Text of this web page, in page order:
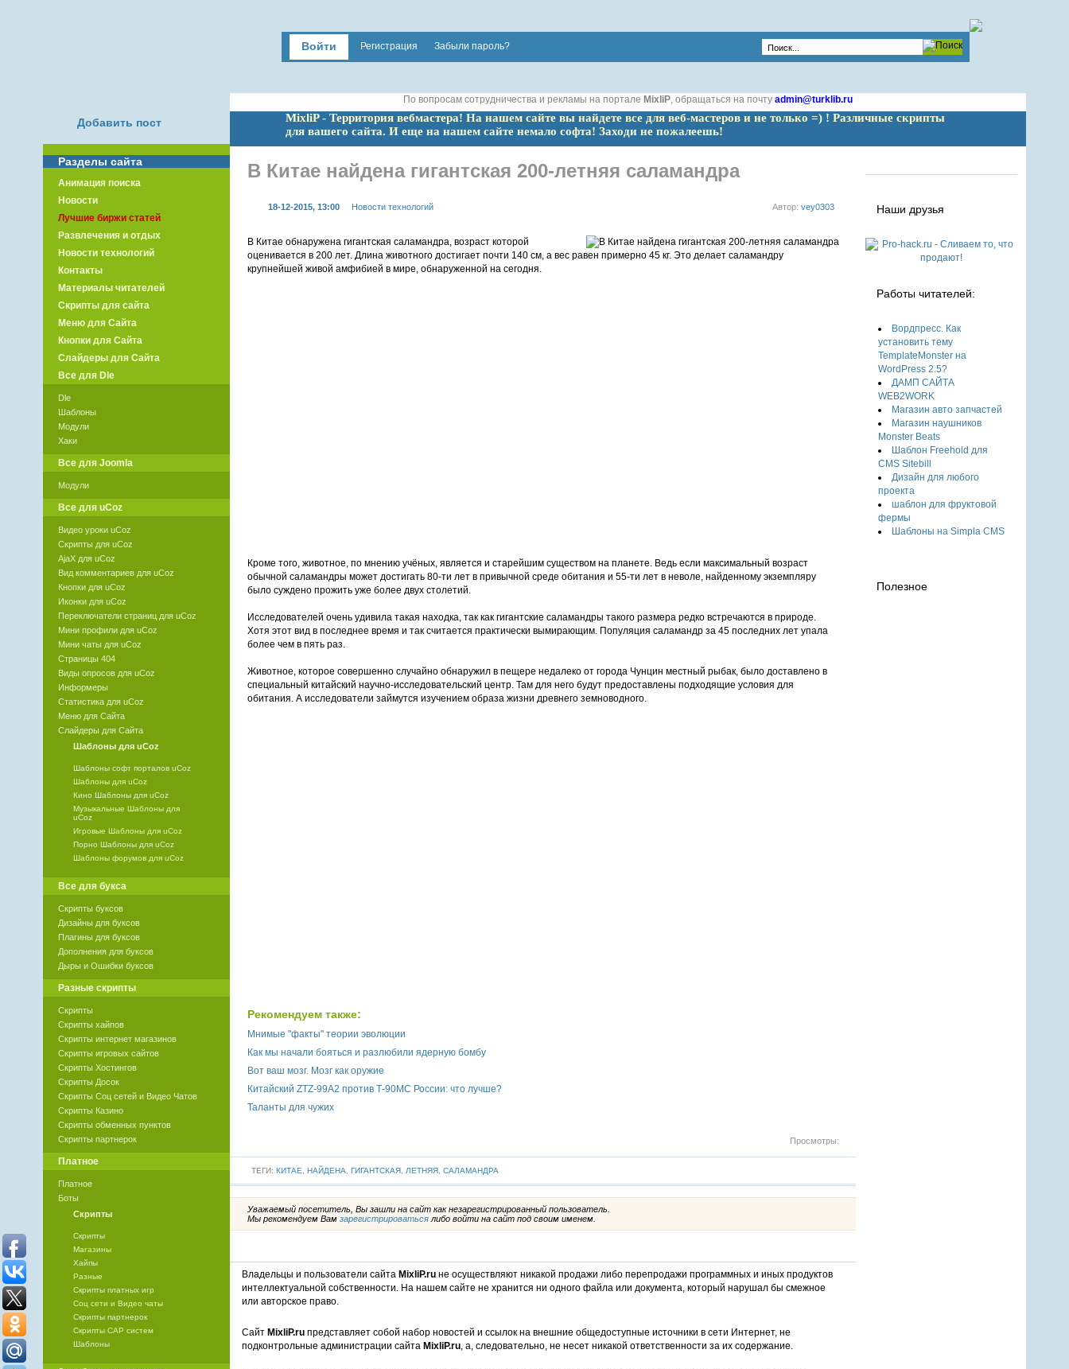
Войти Регистрация Забыли пароль?
По вопросам сотрудничества и рекламы на портале MixliP, обращаться на почту admin@turklib.ru
MixliP - Территория вебмастера! На нашем сайте вы найдете все для веб-мастеров и не только =) ! Различные скрипты
для вашего сайта. И еще на нашем сайте немало софта! Заходи не пожалеешь!
В Китае найдена гигантская 200-летняя саламандра
Автор:vey0303
18-12-2015, 13:00 Новости технологий
В Китае обнаружена гигантская саламандра, возраст которой
оценивается в 200 лет. Длина животного достигает почти 140 см, а вес равен примерно 45 кг. Это делает саламандру
крупнейшей живой амфибией в мире, обнаруженной на сегодня.
Кроме того, животное, по мнению учёных, является и старейшим существом на планете. Ведь если максимальный возраст
обычной саламандры может достигать 80-ти лет в привычной среде обитания и 55-ти лет в неволе, найденному экземпляру
было суждено прожить уже более двух столетий.
Исследователей очень удивила такая находка, так как гигантские саламандры такого размера редко встречаются в природе.
Хотя этот вид в последнее время и так считается практически вымирающим. Популяция саламандр за 45 последних лет упала
более чем в пять раз.
Животное, которое совершенно случайно обнаружил в пещере недалеко от города Чунцин местный рыбак, было доставлено в
специальный китайский научно-исследовательский центр. Там для него будут предоставлены подходящие условия для
обитания. А исследователи займутся изучением образа жизни древнего земноводного.
Рекомендуем также:
Мнимые "факты" теории эволюции
Как мы начали бояться и разлюбили ядерную бомбу
Вот ваш мозг. Мозг как оружие
Китайский ZTZ-99A2 против Т-90МС России: что лучше?
Таланты для чужих
Просмотры:
ТЕГИ: КИТАЕ НАЙДЕНА ГИГАНТСКАЯ, ЛЕТНЯЯ, САЛАМАНДРА
Уважаемый посетитель, Вы зашли на сайт как незарегистрированный пользователь.
Мы рекомендуем Вам зарегистрироватьсялибо войти на сайт под своим именем.
Владельцы и пользователи сайта MixliP.ruне осуществляют никакой продажи либо перепродажи программных и иных продуктов
интеллектуальной собственности. На нашем сайте не хранится ни одного файла или документа, который нарушал бы смежное
или авторское право.
Сайт MixliP.ruпредставляет собой набор новостей и ссылок на внешние общедоступные источники в сети Интернет, не
подконтрольные администрации сайта MixliP.ru, а, следовательно, не несет никакой ответственности за их содержание.
Наши друзья
Работы читателей:
Вордпресс. Как
установить тему
TemplateMonster на
WordPress 2.5?
ДАМП САЙТА
WEB2WORK
Магазин авто запчастей
Магазин наушников
Monster Beats
Шаблон Freehold для
CMS Sitebill
Дизайн для любого
проекта
шаблон для фруктовой
фермы
Шаблоны на Simpla CMS
Полезное
Добавить пост
Разделы сайта
Анимация поиска
Новости
Лучшие биржи статей
Развлечения и отдых
Новости технологий
Контакты
Материалы читателей
Скрипты для сайта
Меню для Сайта
Кнопки для Сайта
Слайдеры для Сайта
Все для Dle
Dle
Шаблоны
Модули
Хаки
Все для Joomla
Модули
Все для uCoz
Видео уроки uCoz
Скрипты для uCoz
AjaX для uCoz
Вид комментариев для uCoz
Кнопки для uCoz
Иконки для uCoz
Переключатели страниц для uCoz
Мини профили для uCoz
Мини чаты для uCoz
Страницы 404
Виды опросов для uCoz
Информеры
Статистика для uCoz
Меню для Сайта
Слайдеры для Сайта
Шаблоны для uCoz
Шаблоны софт порталов uCoz
Шаблоны для uCoz
Кино Шаблоны для uCoz
Музыкальные Шаблоны для
uCoz
Игровые Шаблоны для uCoz
Порно Шаблоны для uCoz
Шаблоны форумов для uCoz
Все для букса
Скрипты буксов
Дизайны для буксов
Плагины для буксов
Дополнения для буксов
Дыры и Ошибки буксов
Разные скрипты
Скрипты
Скрипты хайпов
Скрипты интернет магазинов
Скрипты игровых сайтов
Скрипты Хостингов
Скрипты Досок
Скрипты Соц сетей и Видео Чатов
Скрипты Казино
Скрипты обменных пунктов
Скрипты партнерок
Платное
Платное
Боты
Скрипты
Скрипты
Магазины
Хайпы
Разные
Скрипты платных игр
Соц сети и Видео чаты
Скрипты партнерок
Скрипты САР систем
Шаблоны